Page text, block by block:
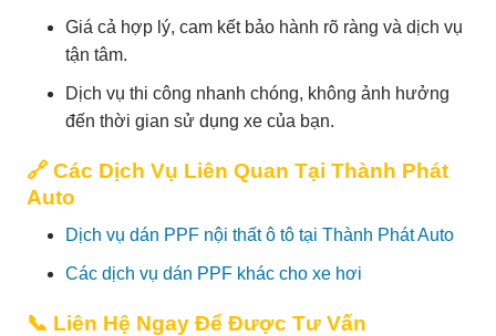
Giá cả hợp lý, cam kết bảo hành rõ ràng và dịch vụ
tận tâm.
Dịch vụ thi công nhanh chóng, không ảnh hưởng
đến thời gian sử dụng xe của bạn.
🔗 Các Dịch Vụ Liên Quan Tại Thành Phát
Auto
Dịch vụ dán PPF nội thất ô tô tại Thành Phát Auto
Các dịch vụ dán PPF khác cho xe hơi
📞 Liên Hệ Ngay Để Được Tư Vấn